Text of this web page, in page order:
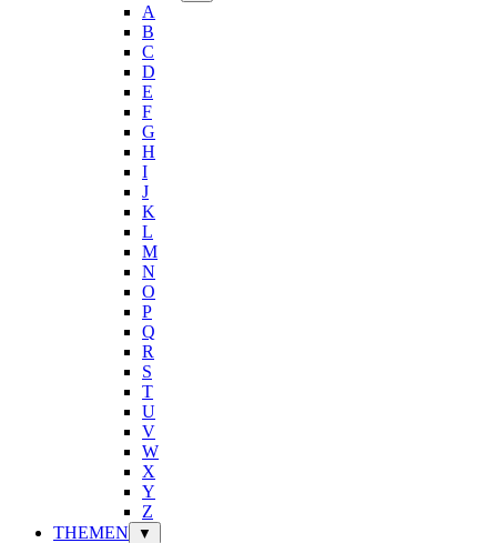
A
B
C
D
E
F
G
H
I
J
K
L
M
N
O
P
Q
R
S
T
U
V
W
X
Y
Z
THEMEN
▼